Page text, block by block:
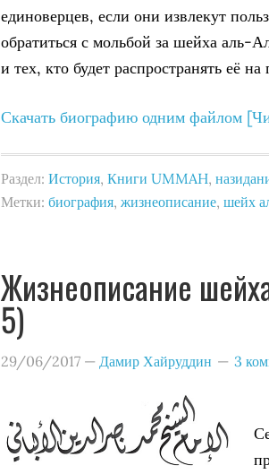
единоверцев, если они извлекут
обратиться с мольбой за шейха аль-
и тех, кто будет распространять её
Скачать биографию одним файлом
Раздел: История, Книги UMMAH,
Метки: биография, жизнеописание, шейх
Жизнеописание
5)
29/06/2017 — Дамир Хайруддин 3